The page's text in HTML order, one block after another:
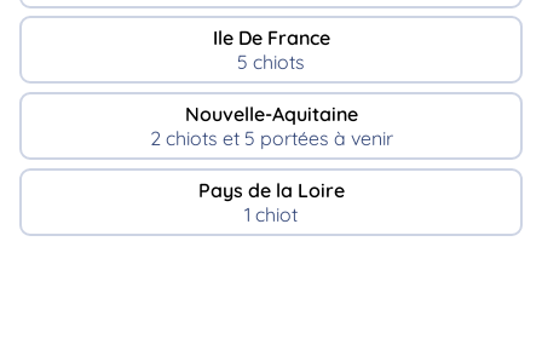
Ile De France
5 chiots
Nouvelle-Aquitaine
2 chiots et 5 portées à venir
Pays de la Loire
1 chiot